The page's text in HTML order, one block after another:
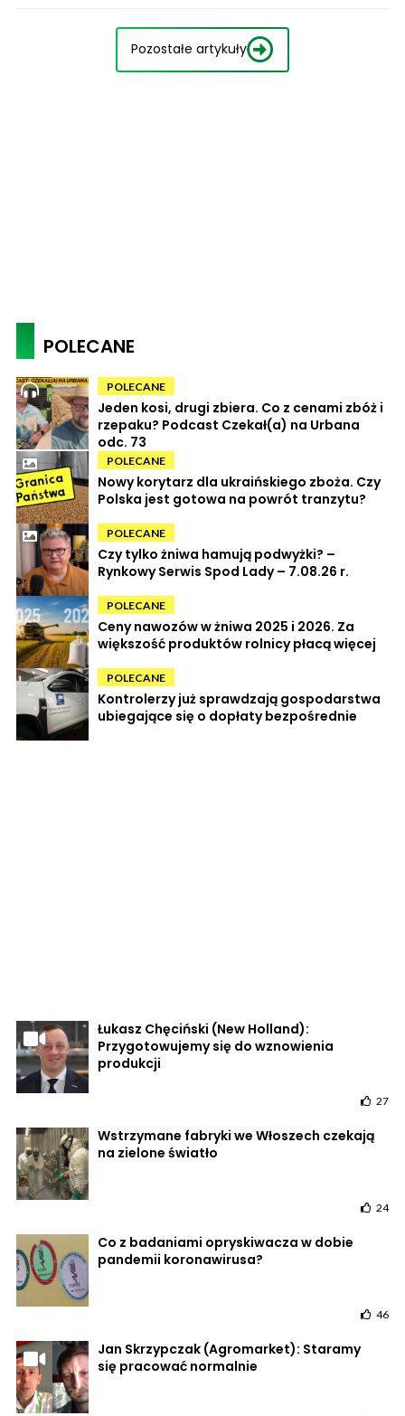
Pozostałe artykuły
POLECANE
POLECANE
Jeden kosi, drugi zbiera. Co z cenami zbóż i
rzepaku? Podcast Czekał(a) na Urbana
odc. 73
POLECANE
Nowy korytarz dla ukraińskiego zboża. Czy
Polska jest gotowa na powrót tranzytu?
POLECANE
Czy tylko żniwa hamują podwyżki? –
Rynkowy Serwis Spod Lady – 7.08.26 r.
POLECANE
Ceny nawozów w żniwa 2025 i 2026. Za
większość produktów rolnicy płacą więcej
POLECANE
Kontrolerzy już sprawdzają gospodarstwa
ubiegające się o dopłaty bezpośrednie
Łukasz Chęciński (New Holland):
Przygotowujemy się do wznowienia
produkcji
27
Wstrzymane fabryki we Włoszech czekają
na zielone światło
24
Co z badaniami opryskiwacza w dobie
pandemii koronawirusa?
46
Jan Skrzypczak (Agromarket): Staramy
się pracować normalnie